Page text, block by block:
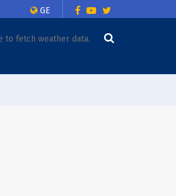
GE
to fetch weather data.